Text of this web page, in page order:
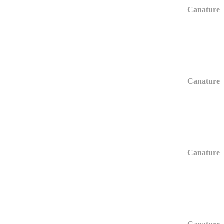
Canature
Canature
Canature